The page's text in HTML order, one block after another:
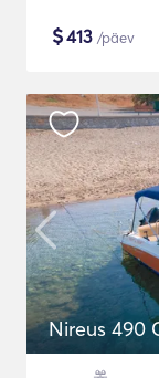
$413 /päev
Nireus 490